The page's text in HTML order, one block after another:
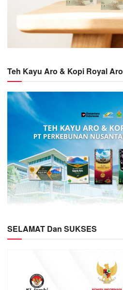
Teh Kayu Aro & Kopi Royal Aro
SELAMAT Dan SUKSES